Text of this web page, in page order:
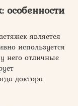
особенности
является
используется
него отличные
доктора